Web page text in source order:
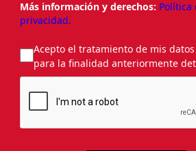
Más información y derechos: Política
privacidad.
Acepto el tratamiento de mis
para la finalidad anteriormente